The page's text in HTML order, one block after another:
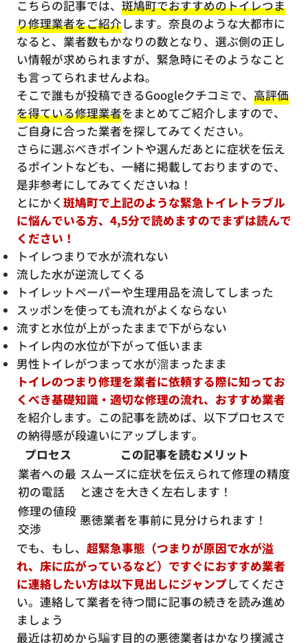
こちらの記事では、 斑鳩町でおすすめのトイレつま
り修理業者をご紹介します。奈良のような大都市に
なると、業者数もかなりの数となり、選ぶ側の正し
い情報が求められますが、緊急時にそのようなこと
も言ってられませんよね。
そこで誰もが投稿できるGoogleクチコミで、 高評価
を得ている修理業者をまとめてご紹介しますので、
ご自身に合った業者を探してみてください。
さらに選ぶべきポイントや選んだあとに症状を伝え
るポイントなども、一緒に掲載しておりますので、
是非参考にしてみてくださいね！
とにかく 斑鳩町で上記のような緊急トイレトラブル
に悩んでいる方、4,5分で読めますのでまずは読んで
ください！
トイレつまりで水が流れない
流した水が逆流してくる
トイレットペーパーや生理用品を流してしまった
スッポンを使っても流れがよくならない
流すと水位が上がったままで下がらない
トイレ内の水位が下がって低いまま
男性トイレがつまって水が溜まったまま
トイレのつまり修理を業者に依頼する際に知ってお
くべき基礎知識・適切な修理の流れ、おすすめ業者
を紹介します。この記事を読めば、以下プロセスで
の納得感が段違いにアップします。
プロセス
この記事を読むメリット
業者への最
初の電話
スムーズに症状を伝えられて修理の精度
と速さを大きく左右します！
修理の値段
交渉
悪徳業者を事前に見分けられます！
でも、もし、 超緊急事態（つまりが原因で水が溢
れ、床に広がっているなど）ですぐにおすすめ業者
に連絡したい方は以下見出しにジャンプしてくださ
い。連絡して業者を待つ間に記事の続きを読み進め
ましょう
最近は初めから騙す目的の悪徳業者はかなり撲滅さ